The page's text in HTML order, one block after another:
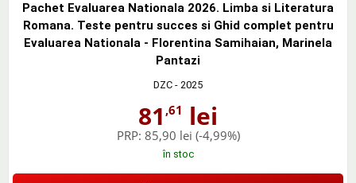
Pachet Evaluarea Nationala 2026. Limba si Literatura
Romana. Teste pentru succes si Ghid complet pentru
Evaluarea Nationala - Florentina Samihaian, Marinela
Pantazi
DZC - 2025
81 ,61 lei
PRP: 85,90 lei (-4,99%)
în stoc